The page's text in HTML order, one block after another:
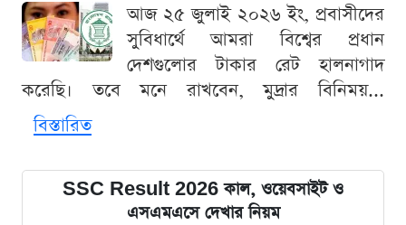
আজ ২৫ জুলাই ২০২৬ ইং, প্রবাসীদের
সুবিধার্থে আমরা বিশ্বের প্রধান
দেশগুলোর টাকার রেট হালনাগাদ
করেছি। তবে মনে রাখবেন, মুদ্রার বিনিময়...
বিস্তারিত
SSC Result 2026 কাল, ওয়েবসাইট ও
এসএমএসে দেখার নিয়ম